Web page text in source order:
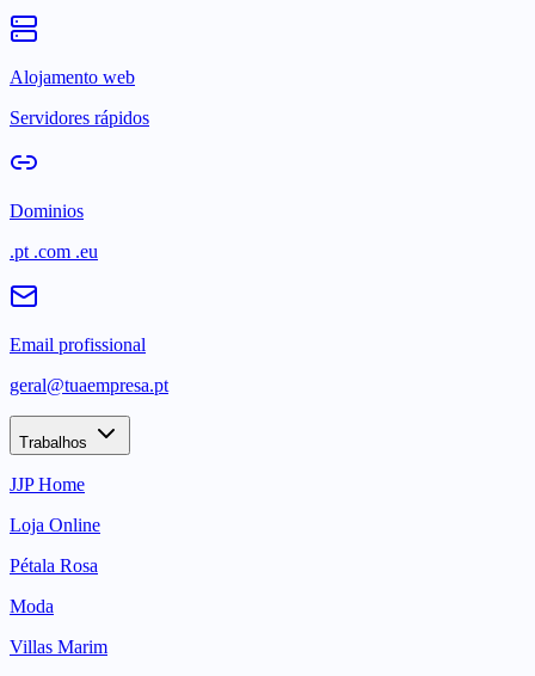
Alojamento web
Servidores rápidos
Dominios
.pt .com .eu
Email profissional
geral@tuaempresa.pt
Trabalhos
JJP Home
Loja Online
Pétala Rosa
Moda
Villas Marim